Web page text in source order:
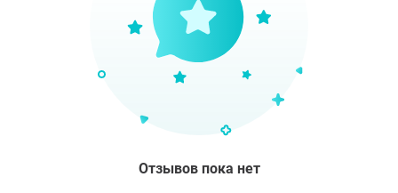
Отзывов пока нет